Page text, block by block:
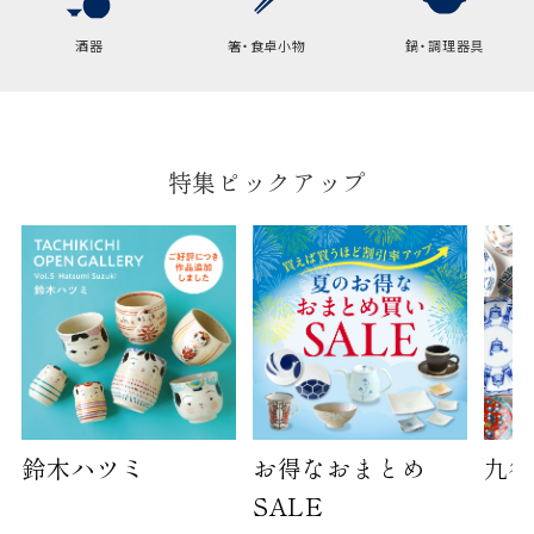
のしについて
酒器 箸・食卓小物 鍋・調理器具
特集ピックアップ
鈴木ハツミ
お得なおまとめ
SALE
九